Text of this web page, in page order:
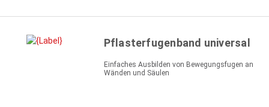
Pflasterfugenband universal
Einfaches Ausbilden von Bewegungsfugen an
Wänden und Säulen